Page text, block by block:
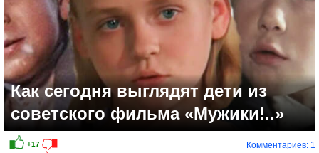
Как сегодня выглядят дети из
советского фильма «Мужики!..»
Комментариев: 1